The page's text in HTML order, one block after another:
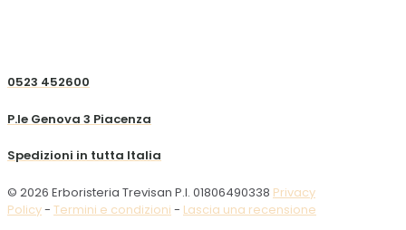
0523 452600
P.le Genova 3 Piacenza
Spedizioni in tutta Italia
© 2026 Erboristeria Trevisan P.I. 01806490338 Privacy
Policy- Termini e condizioni - Lascia una recensione